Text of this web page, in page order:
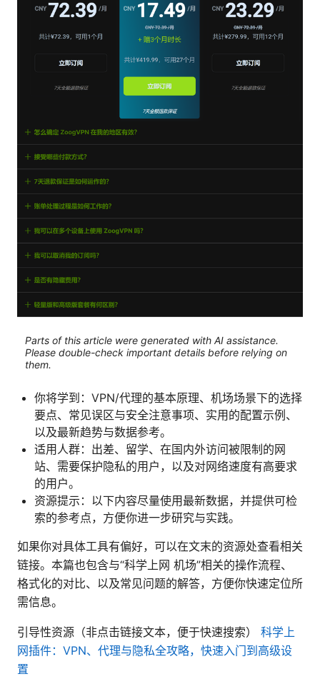
Parts of this article were generated with AI assistance.
Please double-check important details before relying on
them.
你将学到：VPN/代理的基本原理、机场场景下的选择
要点、常见误区与安全注意事项、实用的配置示例、
以及最新趋势与数据参考。
适用人群：出差、留学、在国内外访问被限制的网
站、需要保护隐私的用户，以及对网络速度有高要求
的用户。
资源提示：以下内容尽量使用最新数据，并提供可检
索的参考点，方便你进一步研究与实践。
如果你对具体工具有偏好，可以在文末的资源处查看相关
链接。本篇也包含与“科学上网 机场”相关的操作流程、
格式化的对比、以及常见问题的解答，方便你快速定位所
需信息。
引导性资源（非点击链接文本，便于快速搜索） 科学上
网插件：VPN、代理与隐私全攻略，快速入门到高级设
置